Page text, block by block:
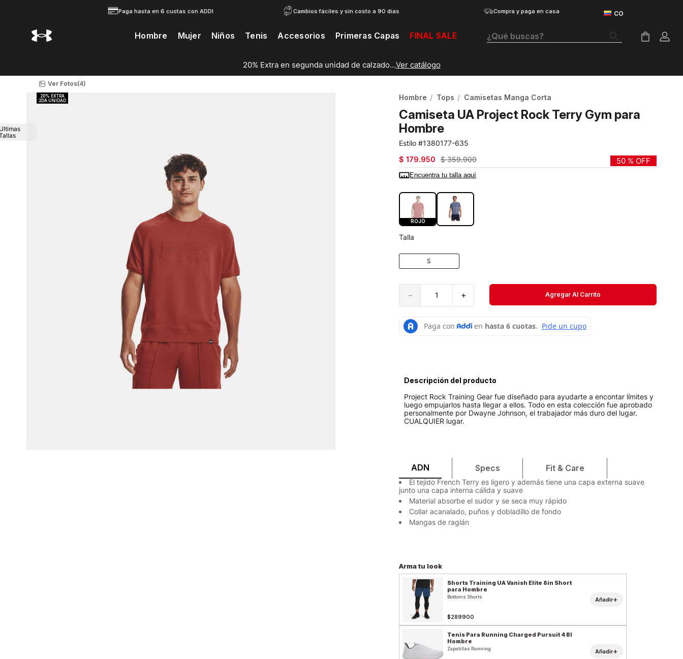
Paga hasta en 6 cuotas con ADDI Cambios fáciles y sin costo a 90 días Compra y paga en casa
Hombre Mujer Niños Tenis Accesorios Primeras Capas FINAL SALE ¿Qué buscas?
20% Extra en segunda unidad de calzado...Ver catálogo
Ver Fotos(4)
Hombre Tops Camisetas Manga Corta
Camiseta UA Project Rock Terry Gym para
Hombre
1380177-635
$ 179.950 $ 359.900 50 % OFF
Encuentra tu talla aquí
ROJO
Talla
S
＋
－ Agregar Al Carrito
Descripción del producto
Project Rock Training Gear fue diseñado para ayudarte a encontar límites y
luego empujarlos hasta llegar a ellos. Todo en esta colección fue aprobado
personalmente por Dwayne Johnson, el trabajador más duro del lugar.
CUALQUIER lugar.
ADN Specs Fit & Care
El tejido French Terry es ligero y además tiene una capa externa suave
junto una capa interna cálida y suave
Material absorbe el sudor y se seca muy rápido
Collar acanalado, puños y dobladillo de fondo
Mangas de raglán
Arma tu look
Shorts Training UA Vanish Elite 8in Short
para Hombre
Bottoms Shorts
$289900
Añadir+
Tenis Para Running Charged Pursuit 4 Bl
Hombre
Zapatillas Running Añadir+
Botas
Tenis Mujer
Tenis Hombre
Velociti Distance